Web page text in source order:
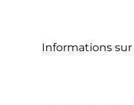
Informations